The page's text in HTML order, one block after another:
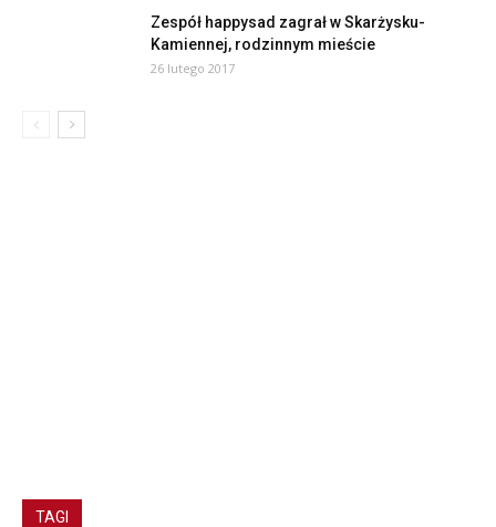
Zespół happysad zagrał w Skarżysku-
Kamiennej, rodzinnym mieście
26 lutego 2017
TAGI